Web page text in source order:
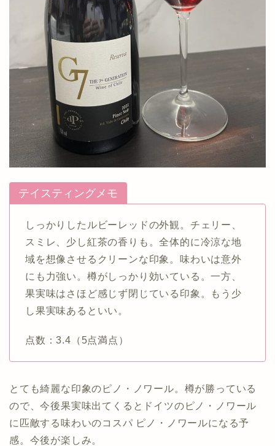
テイスティングメモ
しっかりしたルビーレッドの外観。チェリー、
スミレ、少し紅茶の香りも。全体的に冷涼な地
域を想像させるクリーンな印象。味わいは意外
にも力強い。樽がしっかり効いている。一方、
果実味はさほど感じず閉じている印象。もう少
し果実味あるといい。
点数：3.4（5点満点）
とても綺麗な印象のピノ・ノワール。樽が勝っている
ので、今後果実味出てくるとドイツのピノ・ノワール
に匹敵する味わいのコスパ ピノ・ノワールになる予
感。今後が楽しみ。